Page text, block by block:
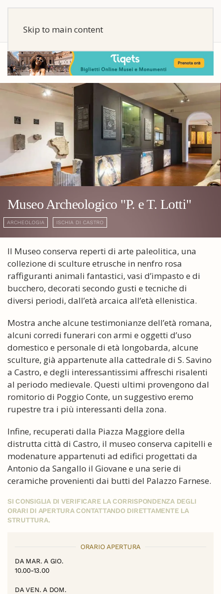
Skip to main content
Museo Archeologico "P. e T. Lotti"
ARCHEOLOGIA ISCHIA DI CASTRO
Il Museo conserva reperti di arte paleolitica, una
collezione di sculture etrusche in nenfro rosa
raffiguranti animali fantastici, vasi d’impasto e di
bucchero, decorati secondo gusti e tecniche di
diversi periodi, dall’età arcaica all’età ellenistica.
Mostra anche alcune testimonianze dell’età romana,
alcuni corredi funerari con armi e oggetti d’uso
domestico e personale di età longobarda, alcune
sculture, già appartenute alla cattedrale di S. Savino
a Castro, e degli interessantissimi affreschi risalenti
al periodo medievale. Questi ultimi provengono dal
romitorio di Poggio Conte, un suggestivo eremo
rupestre tra i più interessanti della zona.
Infine, recuperati dalla Piazza Maggiore della
distrutta città di Castro, il museo conserva capitelli e
modenature appartenuti ad edifici progettati da
Antonio da Sangallo il Giovane e una serie di
ceramiche provenienti dai butti del Palazzo Farnese.
SI CONSIGLIA DI VERIFICARE LA CORRISPONDENZA DEGLI
ORARI DI APERTURA CONTATTANDO DIRETTAMENTE LA
STRUTTURA.
ORARIO APERTURA
DA MAR. A GIO.
10.00-13.00
DA VEN. A DOM.